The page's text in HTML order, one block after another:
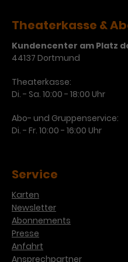
Theaterkasse &
Kundencenter am Platz
44137 Dortmund
Theaterkasse:
Di. - Sa. 10:00 - 18:00 Uhr
Abo- und Gruppenservice:
Di. - Fr. 10:00 - 16:00 Uhr
Service
Karten
Newsletter
Abonnements
Presse
Anfahrt
Ansprechpartner